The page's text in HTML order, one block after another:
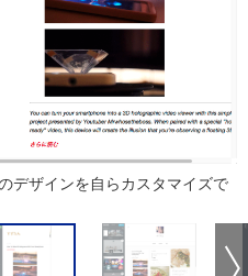
デザインを自らカスタマイズで